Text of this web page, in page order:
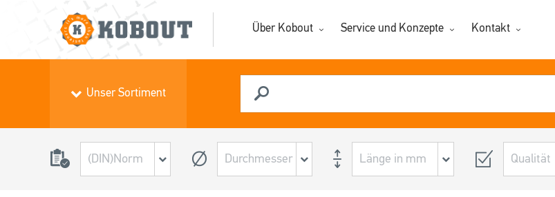
Über Kobout Service und Konzepte Kontakt
Unser Sortiment